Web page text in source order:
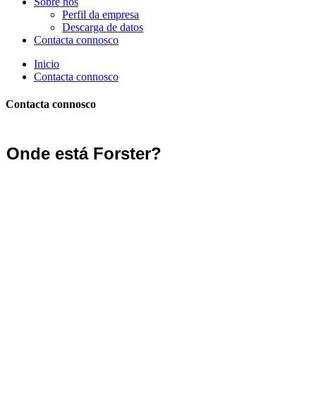
Perfil da empresa
Descarga de datos
Contacta connosco
Inicio
Contacta connosco
Contacta connosco
Onde está Forster?